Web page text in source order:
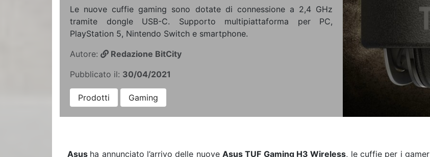
Le nuove cuffie gaming sono dotate di connessione a 2,4 GHz
tramite dongle USB-C. Supporto multipiattaforma per PC,
PlayStation 5, Nintendo Switch e smartphone.
Autore:
Redazione BitCity
Pubblicato il: 30/04/2021
Prodotti Gaming
Asus ha annunciato l’arrivo delle nuoveAsus TUF Gaming H3 Wireless, le cuffie per i gamer